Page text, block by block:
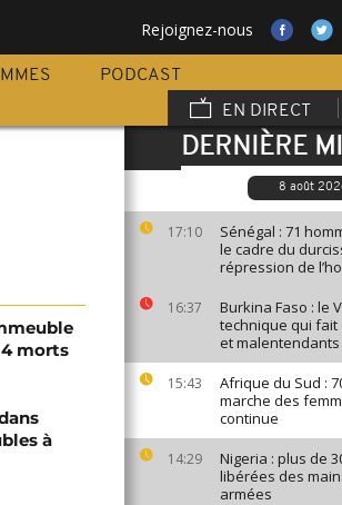
Rejoignez-nous
PODCAST
EN DIRECT
DERNIÈRE
8 août
17:10
Sénégal : 71
le cadre du
répression de
16:37
Burkina Faso : le
technique qui
et malentendants
15:43
Afrique du Sud :
marche des
continue
14:29
Nigeria : plus de
libérées des
armées
morts
à